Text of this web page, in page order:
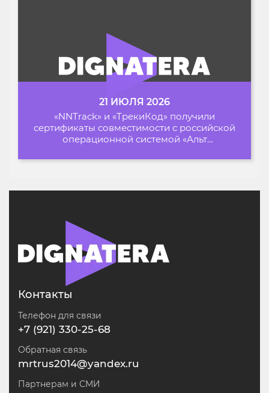
21 ИЮЛЯ 2026
«NNTrack» и «ТрекиКод» получили
сертификаты совместимости с российской
операционной системой «Альт
Контакты
Телефон для связи
+7 (921) 330-25-68
Обратная связь
mrtrus2014@yandex.ru
Партнерам и СМИ